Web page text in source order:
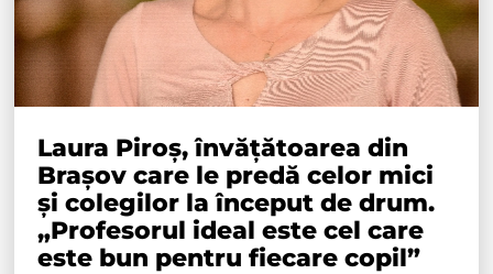
Laura Piroș, învățătoarea din
Brașov care le predă celor mici
și colegilor la început de drum.
„Profesorul ideal este cel care
este bun pentru fiecare copil”